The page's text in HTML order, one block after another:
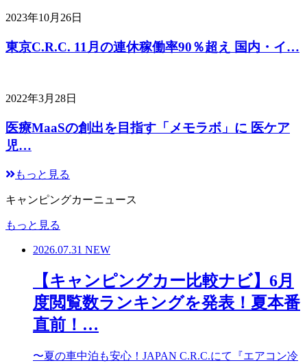
2023年10月26日
東京C.R.C. 11月の連休稼働率90％超え 国内・イ…
2022年3月28日
医療MaaSの創出を目指す「メモラボ」に 医ケア
児…
もっと見る
キャンピングカーニュース
もっと見る
2026.07.31 NEW
【キャンピングカー比較ナビ】6月
度閲覧数ランキングを発表！夏本番
直前！…
〜夏の車中泊も安心！JAPAN C.R.C.にて『エアコン冷